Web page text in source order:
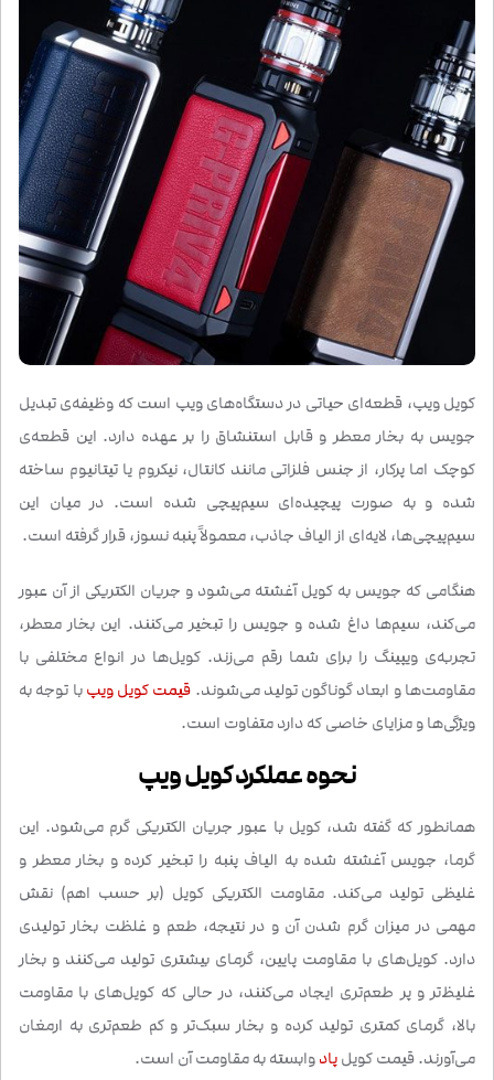
کویل ویپ، قطعه‌ای حیاتی در دستگاه‌های ویپ است که وظیفه‌ی تبدیل
جویس به بخار معطر و قابل استنشاق را بر عهده دارد. این قطعه‌ی
کوچک اما پرکار، از جنس فلزاتی مانند کانتال، نیکروم یا تیتانیوم ساخته
شده و به صورت پیچیده‌ای سیم‌پیچی شده است. در میان این
سیم‌پیچی‌ها، لایه‌ای از الیاف جاذب، معمولاً پنبه نسوز، قرار گرفته است.
هنگامی که جویس به کویل آغشته می‌شود و جریان الکتریکی از آن عبور
می‌کند، سیم‌ها داغ شده و جویس را تبخیر می‌کنند. این بخار معطر،
تجربه‌ی ویپینگ را برای شما رقم می‌زند. کویل‌ها در انواع مختلفی با
مقاومت‌ها و ابعاد گوناگون تولید می‌شوند. قیمت کویل ویپبا توجه به
ویژگی‌ها و مزایای خاصی که دارد متفاوت است.
نحوه عملکرد کویل ویپ
همانطور که گفته شد، کویل با عبور جریان الکتریکی گرم می‌شود. این
گرما، جویس آغشته شده به الیاف پنبه را تبخیر کرده و بخار معطر و
غلیظی تولید می‌کند. مقاومت الکتریکی کویل (بر حسب اهم) نقش
مهمی در میزان گرم شدن آن و در نتیجه، طعم و غلظت بخار تولیدی
دارد. کویل‌های با مقاومت پایین، گرمای بیشتری تولید می‌کنند و بخار
غلیظ‌تر و پر طعم‌تری ایجاد می‌کنند، در حالی که کویل‌های با مقاومت
بالا، گرمای کمتری تولید کرده و بخار سبک‌تر و کم طعم‌تری به ارمغان
می‌آورند. قیمت کویلپادوابسته به مقاومت آن است.